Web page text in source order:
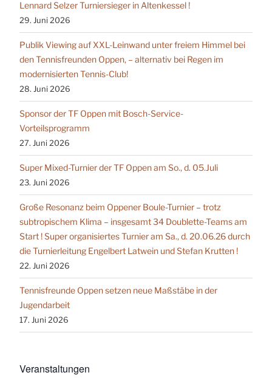
Lennard Selzer Turniersieger in Altenkessel !
29. Juni 2026
Publik Viewing auf XXL-Leinwand unter freiem Himmel bei
den Tennisfreunden Oppen, – alternativ bei Regen im
modernisierten Tennis-Club!
28. Juni 2026
Sponsor der TF Oppen mit Bosch-Service-
Vorteilsprogramm
27. Juni 2026
Super Mixed-Turnier der TF Oppen am So., d. 05.Juli
23. Juni 2026
Große Resonanz beim Oppener Boule-Turnier – trotz
subtropischem Klima – insgesamt 34 Doublette-Teams am
Start ! Super organisiertes Turnier am Sa., d. 20.06.26 durch
die Turnierleitung Engelbert Latwein und Stefan Krutten !
22. Juni 2026
Tennisfreunde Oppen setzen neue Maßstäbe in der
Jugendarbeit
17. Juni 2026
Veranstaltungen